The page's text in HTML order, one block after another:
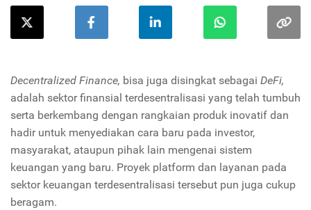
Decentralized Finance, bisa juga disingkat sebagai DeFi,
adalah sektor finansial terdesentralisasi yang telah tumbuh
serta berkembang dengan rangkaian produk inovatif dan
hadir untuk menyediakan cara baru pada investor,
masyarakat, ataupun pihak lain mengenai sistem
keuangan yang baru. Proyek platform dan layanan pada
sektor keuangan terdesentralisasi tersebut pun juga cukup
beragam.